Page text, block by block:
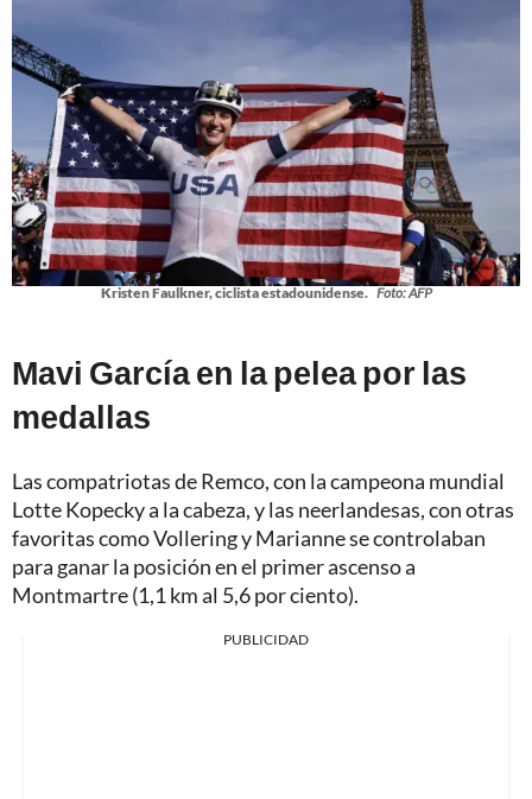
Kristen Faulkner, ciclista estadounidense. Foto: AFP
Mavi García en la pelea por las
medallas
Las compatriotas de Remco, con la campeona mundial
Lotte Kopecky a la cabeza, y las neerlandesas, con otras
favoritas como Vollering y Marianne se controlaban
para ganar la posición en el primer ascenso a
Montmartre (1,1 km al 5,6 por ciento).
PUBLICIDAD